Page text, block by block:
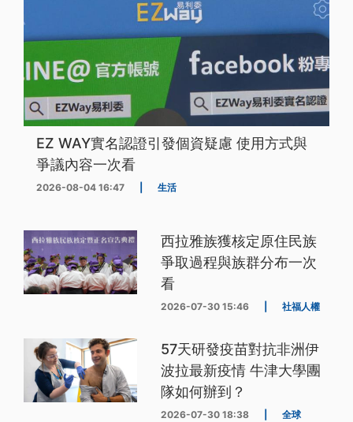
EZ WAY實名認證引發個資疑慮 使用方式與
爭議內容一次看
2026-08-04 16:47 生活
西拉雅族獲核定原住民族
爭取過程與族群分布一次
看
2026-07-30 15:46 社福人權
57天研發疫苗對抗非洲伊
波拉最新疫情 牛津大學團
隊如何辦到？
2026-07-30 18:38 全球